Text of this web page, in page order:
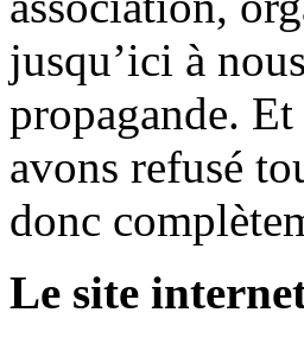
jusqu’ici à
propagande.
avons refusé
donc
Le site